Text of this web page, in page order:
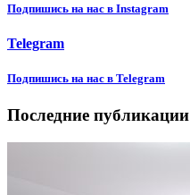
Подпишиcь на нас в Instagram
Telegram
Подпишиcь на нас в Telegram
Последние публикации